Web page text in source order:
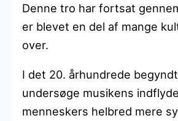
Denne tro har fortsat
er blevet en del af mange
over.
I det 20. århundrede
undersøge musikens
menneskers helbred mere